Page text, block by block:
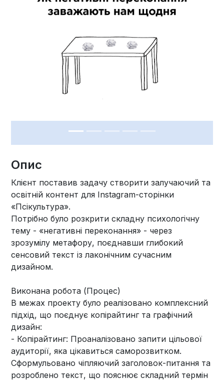
Опис
Клієнт поставив задачу створити залучаючий та
освітній контент для Instagram-сторінки
«Псікультура».
Потрібно було розкрити складну психологічну
тему - «негативні переконання» - через
зрозумілу метафору, поєднавши глибокий
сенсовий текст із лаконічним сучасним
дизайном.
Виконана робота (Процес)
В межах проекту було реалізовано комплексний
підхід, що поєднує копірайтинг та графічний
дизайн:
- Копірайтинг: Проаналізовано запити цільової
аудиторії, яка цікавиться саморозвитком.
Сформульовано чіпляючий заголовок-питання та
розроблено текст, що пояснює складний термін